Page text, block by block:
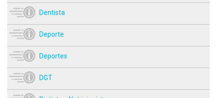
Dentista
Deporte
Deportes
DGT